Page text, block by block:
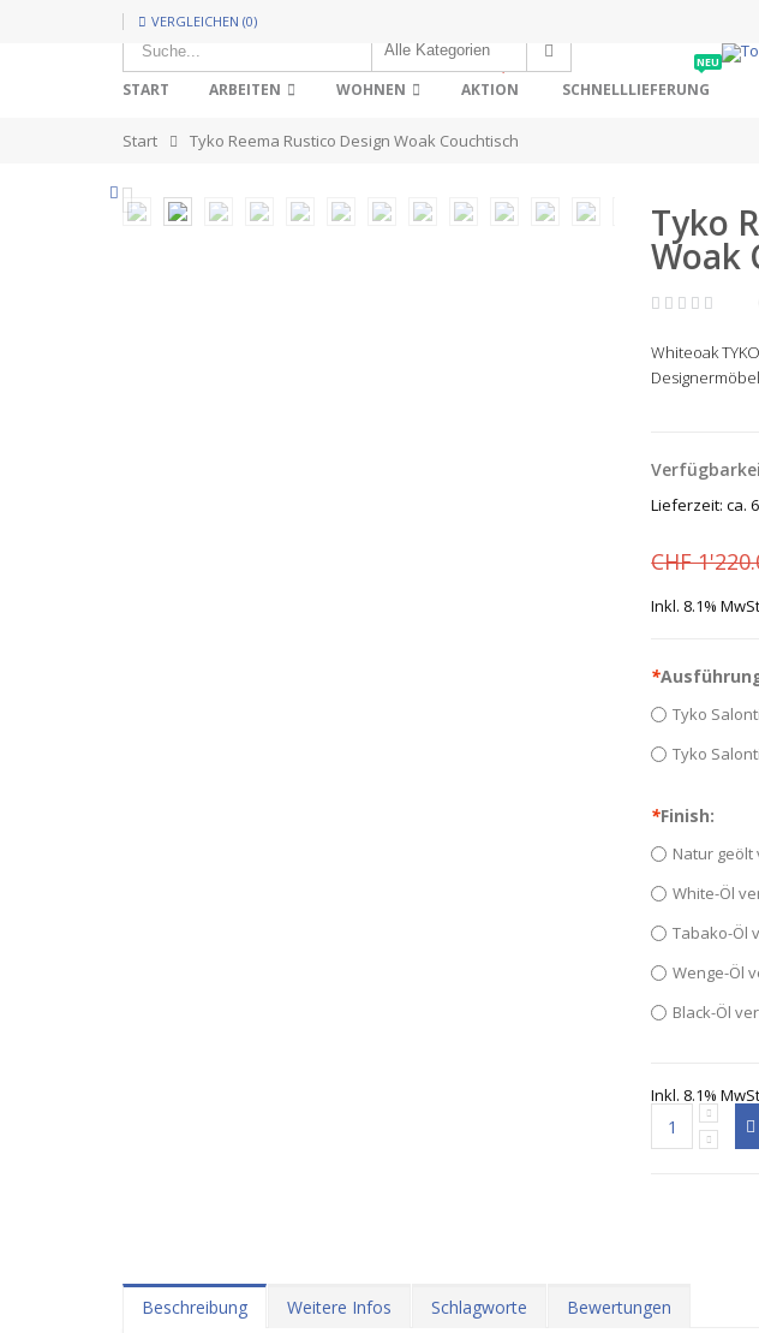
VERGLEICHEN (0)
START ARBEITEN WOHNEN AKTION SCHNELLLIEFERUNG
NEU
Start Tyko Reema Rustico Design Woak Couchtisch
Tyko
Woak
Whiteoak
Lieferzeit: ca.
CHF
Inkl. 8.1%
*
Tyko
Tyko
*Finish:
Natur geölt
White-Öl
Tabako-Öl
Wenge-Öl
Black-Öl
Inkl. 8.1%
Beschreibung Weitere Infos Schlagworte Bewertungen